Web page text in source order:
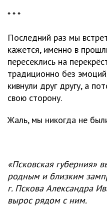
* * *
Последний раз мы
кажется, именно в
пересеклись на
традиционно без
кивнули друг другу, а
свою сторону.
Жаль, мы никогда не
«Псковская губерния»
родным и близким
г. Пскова Александра
вырос рядом с ним.